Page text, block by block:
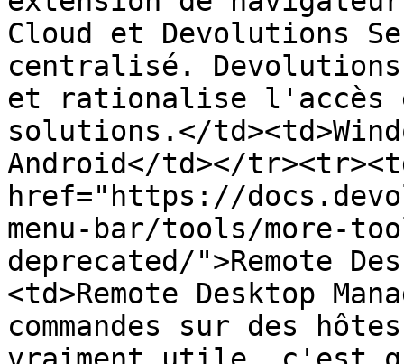
Cloud et Devolutions
centralisé. Devolutions
et rationalise l'accès
solutions.</
Android</td></
href="https://
menu-bar/tools/more-
deprecated/">Remote
<td>Remote Desktop
commandes sur des